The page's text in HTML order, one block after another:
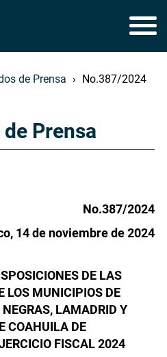
de Prensa No.387/2024
Prensa
No.387/2024
14 de noviembre de 2024
DE LAS
LOS MUNICIPIOS DE
LAMADRID Y
COAHUILA DE
FISCAL 2024